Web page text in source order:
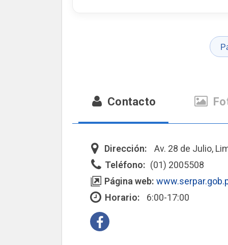
Contacto
Dirección:
Av. 28 de Julio,
Teléfono: (01) 2005508
Página web:
Horario:
6:00-17:00